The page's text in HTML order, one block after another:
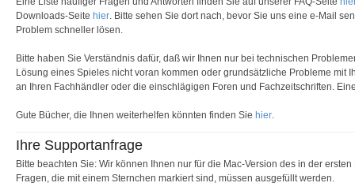
Downloads-Seite hier . Bitte sehen Sie dort nach, bevor Sie uns eine e-Mail
Problem schneller lösen.
Bitte haben Sie Verständnis dafür, daß wir Ihnen nur bei technischen
Lösung eines Spieles nicht voran kommen oder grundsätzliche Probleme mit
an Ihren Fachhändler oder die einschlägigen Foren und Fachzeitschriften.
Gute Bücher, die Ihnen weiterhelfen könnten finden Sie hier
Ihre Supportanfrage
Bitte beachten Sie: Wir können Ihnen nur für die Mac-Version des in der
Fragen, die mit einem Sternchen markiert sind, müssen ausgefüllt werden.